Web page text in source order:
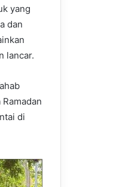
yang
dan
lancar.
di